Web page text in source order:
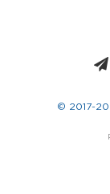
© 2017-